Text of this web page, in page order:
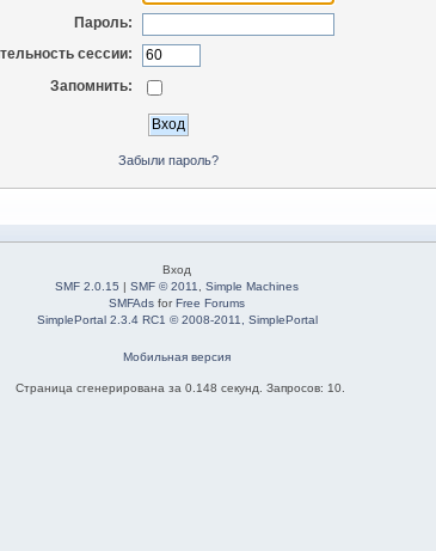
Пароль:
сессии:
Запомнить:
Забыли пароль?
Вход
SMF 2.0.15 |SMF © 2011 ,Simple Machines
SMFAds forFree Forums
SimplePortal 2.3.4 RC1 © 2008-2011, SimplePortal
Мобильная версия
Страница сгенерирована за 0.148 секунд. Запросов: 10.